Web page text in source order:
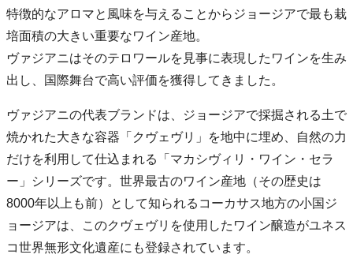
特徴的なアロマと風味を与えることからジョージアで最も栽
培面積の大きい重要なワイン産地。
ヴァジアニはそのテロワールを見事に表現したワインを生み
出し、国際舞台で高い評価を獲得してきました。
ヴァジアニの代表ブランドは、ジョージアで採掘される土で
焼かれた大きな容器「クヴェヴリ」を地中に埋め、自然の力
だけを利用して仕込まれる「マカシヴィリ・ワイン・セラ
ー」シリーズです。世界最古のワイン産地（その歴史は
8000年以上も前）として知られるコーカサス地方の小国ジ
ョージアは、このクヴェヴリを使用したワイン醸造がユネス
コ世界無形文化遺産にも登録されています。